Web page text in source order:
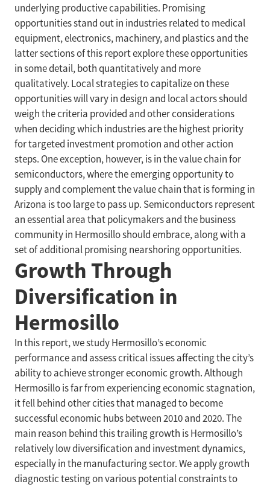
underlying productive capabilities. Promising
opportunities stand out in industries related to medical
equipment, electronics, machinery, and plastics and the
latter sections of this report explore these opportunities
in some detail, both quantitatively and more
qualitatively. Local strategies to capitalize on these
opportunities will vary in design and local actors should
weigh the criteria provided and other considerations
when deciding which industries are the highest priority
for targeted investment promotion and other action
steps. One exception, however, is in the value chain for
semiconductors, where the emerging opportunity to
supply and complement the value chain that is forming in
Arizona is too large to pass up. Semiconductors represent
an essential area that policymakers and the business
community in Hermosillo should embrace, along with a
set of additional promising nearshoring opportunities.
Growth Through
Diversification in
Hermosillo
In this report, we study Hermosillo’s economic
performance and assess critical issues affecting the city’s
ability to achieve stronger economic growth. Although
Hermosillo is far from experiencing economic stagnation,
it fell behind other cities that managed to become
successful economic hubs between 2010 and 2020. The
main reason behind this trailing growth is Hermosillo’s
relatively low diversification and investment dynamics,
especially in the manufacturing sector. We apply growth
diagnostic testing on various potential constraints to